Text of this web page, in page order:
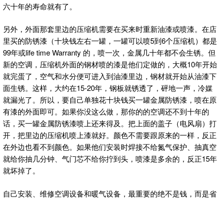
六十年的寿命就有了。
另外，外面那套里边的压缩机需要在买来时重新油漆或喷漆。在店
里买的防锈漆（十块钱左右一罐，一罐可以喷5到6个压缩机）都是
99年或life time Warranty 的，喷一次，金属几十年都不会生锈。但
新的空调，压缩机外面的钢材喷的漆是他们定做的，大概10年开始
就完蛋了，空气和水分便可进入到油漆里边，钢材就开始从油漆下
面生锈。这样，大约在15-20年，钢板就锈透了，砰地一声，冷媒
就漏光了。所以，要自己单独花十块钱买一罐金属防锈漆，喷在原
有漆的外面即可。如果你没这么做，那你的的空调还不到十年的
话，买一罐金属防锈漆喷上还来得及。把上面的盖子（电风扇）打
开，把里边的压缩机喷上漆就好。颜色不需要跟原来的一样，反正
在外边也看不到颜色。如果他们安装时焊接不给氮气保护、抽真空
就给你抽几分钟、气门芯不给你拧到头，喷漆是多余的，反正15年
就坏掉了。
自己安装、维修空调设备和暖气设备，最重要的绝不是钱，而是省